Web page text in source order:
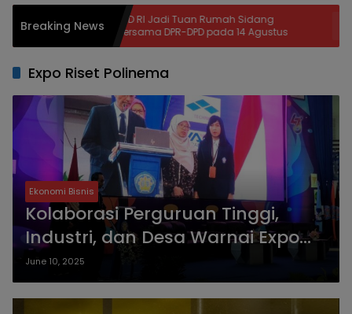
Breaking NewsDPD RI Jadi Tuan Rumah Sidang
Bersama DPR-DPD pada 14 Agustus
Perkara
Expo Riset Polinema
Ekonomi Bisnis
Kolaborasi Perguruan Tinggi,
Industri, dan Desa Warnai Expo
Riset Polinema
June 10, 2025